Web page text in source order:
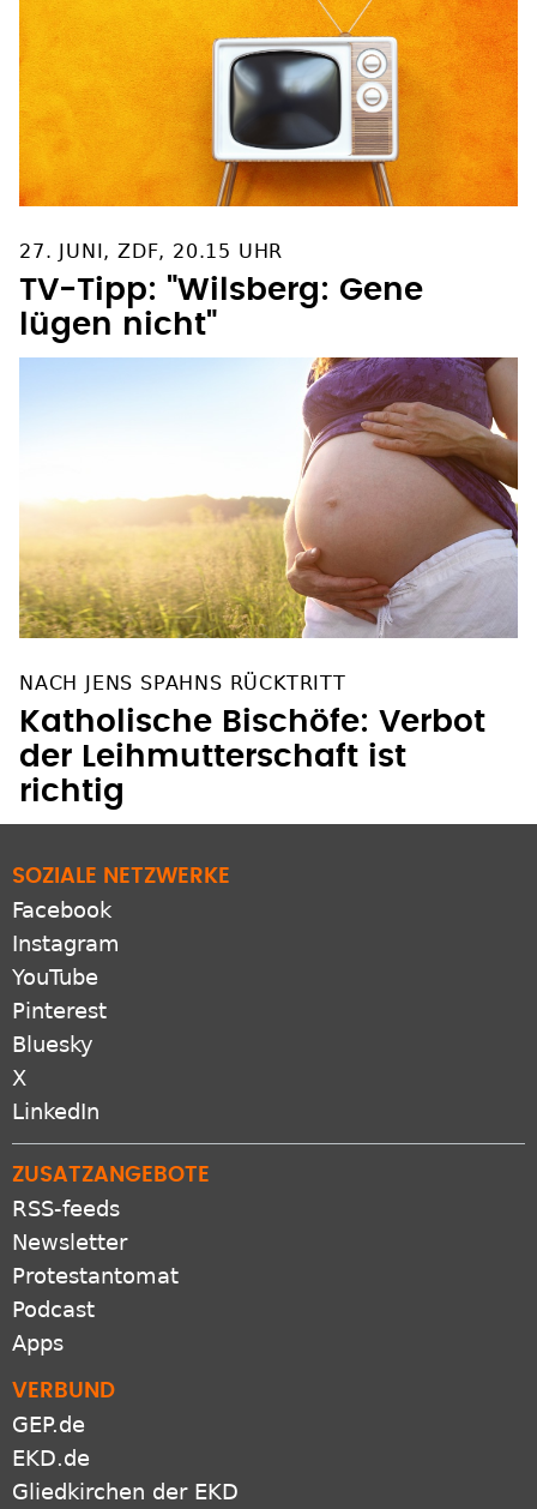
27. JUNI, ZDF, 20.15 UHR
TV-Tipp: "Wilsberg: Gene
lügen nicht"
NACH JENS SPAHNS RÜCKTRITT
Katholische Bischöfe: Verbot
der Leihmutterschaft ist
richtig
SOZIALE NETZWERKE
Facebook
Instagram
YouTube
Pinterest
Bluesky
X
LinkedIn
ZUSATZANGEBOTE
RSS-feeds
Newsletter
Protestantomat
Podcast
Apps
VERBUND
GEP.de
EKD.de
Gliedkirchen der EKD